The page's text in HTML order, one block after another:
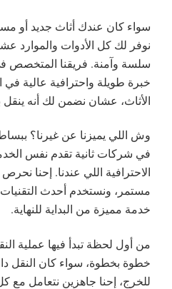
سواء كان عندك أثاث جديد أو
نوفر لك كل الأدوات والموارد
سلسة وآمنة. فريقنا المتخصص
خبرة طويلة واحترافية عالية
الأثاث، عشان نضمن لك أنه
وش اللي يميزنا عن غيرنا؟
في شركات ثانية تقدم نفس
الاحترافية اللي عندنا. إحنا
مستمر، ونستخدم أحدث
خدمة مميزة من البداية للنهاية.
من أول لحظة تبدأ فيها عملية
خطوة بخطوة، سواء كان النقل
للخرج، إحنا جاهزين نتعامل مع